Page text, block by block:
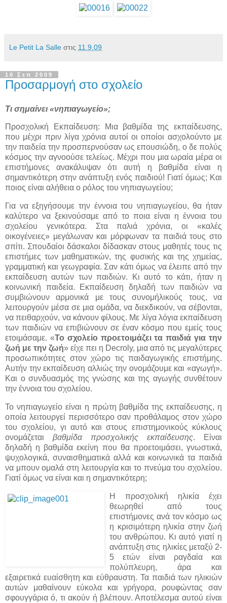
Le Petit La Salle στις 11.9.09
10 Σεπ 2009
Προσαρμογή στο σχολείο
Τι σημαίνει «νηπιαγωγείο»;
Προσχολική Εκπαίδευση: Μια βαθμίδα της εκπαίδευσης,
που μέχρι πριν λίγα χρόνια αυτοί οι οποίοι ασχολούντο με
την παιδεία την προσπερνούσαν ως επουσιώδη, ο δε πολύς
κόσμος την αγνοούσε τελείως. Μέχρι που μια ωραία μέρα οι
επιστήμονες ανακάλυψαν ότι αυτή η βαθμίδα είναι η
σημαντικότερη στην ανάπτυξη ενός παιδιού! Γιατί όμως; Και
ποιος είναι αλήθεια ο ρόλος του νηπιαγωγείου;
Για να εξηγήσουμε την έννοια του νηπιαγωγείου, θα ήταν
καλύτερο να ξεκινούσαμε από το ποια είναι η έννοια του
σχολείου γενικότερα. Στα παλιά χρόνια, οι «καλές
οικογένειες» μεγάλωναν και μόρφωναν τα παιδιά τους στο
σπίτι. Σπουδαίοι δάσκαλοι δίδασκαν στους μαθητές τους τις
επιστήμες των μαθηματικών, της φυσικής και της χημείας,
γραμματική και γεωγραφία. Σαν κάτι όμως να έλειπε από την
εκπαίδευση αυτών των παιδιών. Κι αυτό το κάτι, ήταν η
κοινωνική παιδεία. Εκπαίδευση δηλαδή των παιδιών να
συμβιώνουν αρμονικά με τους συνομήλικούς τους, να
λειτουργούν μέσα σε μια ομάδα, να διεκδικούν, να σέβονται,
να πειθαρχούν, να κάνουν φίλους. Με λίγα λόγια εκπαίδευση
των παιδιών να επιβιώνουν σε έναν κόσμο που εμείς τους
ετοιμάσαμε. «Το σχολείο προετοιμάζει τα παιδιά για την
ζωή με την ζωή» είχε πει η Decroly, μια από τις μεγαλύτερες
προσωπικότητες στον χώρο τις παιδαγωγικής επιστήμης.
Αυτήν την εκπαίδευση αλλιώς την ονομάζουμε και «αγωγή».
Και ο συνδυασμός της γνώσης και της αγωγής συνθέτουν
την έννοια του σχολείου.
Το νηπιαγωγείο είναι η πρώτη βαθμίδα της εκπαίδευσης, η
οποία λειτουργεί περισσότερο σαν προθάλαμος στον χώρο
του σχολείου, γι αυτό και στους επιστημονικούς κύκλους
ονομάζεται βαθμίδα προσχολικής εκπαίδευσης. Είναι
δηλαδή η βαθμίδα εκείνη που θα προετοιμάσει, γνωστικά,
ψυχολογικά, συναισθηματικά αλλά και κοινωνικά τα παιδιά
να μπουν ομαλά στη λειτουργία και το πνεύμα του σχολείου.
Γιατί όμως να είναι και η σημαντικότερη;
Η προσχολική ηλικία έχει
θεωρηθεί από τους
επιστήμονες ανά τον κόσμο ως
η κρισιμότερη ηλικία στην ζωή
του ανθρώπου. Κι αυτό γιατί η
ανάπτυξη στις ηλικίες μεταξύ 2-
5 ετών είναι ραγδαία και
πολύπλευρη, άρα και
εξαιρετικά ευαίσθητη και εύθραυστη. Τα παιδιά των ηλικιών
αυτών μαθαίνουν εύκολα και γρήγορα, ρουφώντας σαν
σφουγγάρια ό, τι ακούν ή βλέπουν. Αποτέλεσμα αυτού είναι